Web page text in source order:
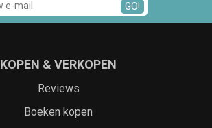
GO!
KOPEN & VERKOPEN
Reviews
Boeken kopen